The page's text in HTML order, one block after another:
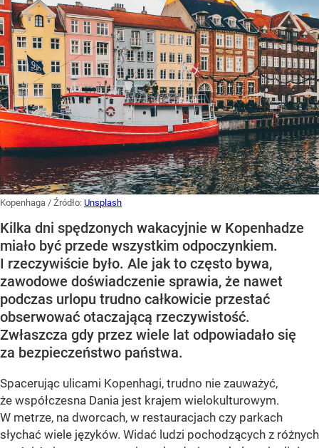
Kopenhaga / Źródło: Unsplash
Kilka dni spędzonych wakacyjnie w Kopenhadze
miało być przede wszystkim odpoczynkiem.
I rzeczywiście było. Ale jak to często bywa,
zawodowe doświadczenie sprawia, że nawet
podczas urlopu trudno całkowicie przestać
obserwować otaczającą rzeczywistość.
Zwłaszcza gdy przez wiele lat odpowiadało się
za bezpieczeństwo państwa.
Spacerując ulicami Kopenhagi, trudno nie zauważyć,
że współczesna Dania jest krajem wielokulturowym.
W metrze, na dworcach, w restauracjach czy parkach
słychać wiele języków. Widać ludzi pochodzących z różnych